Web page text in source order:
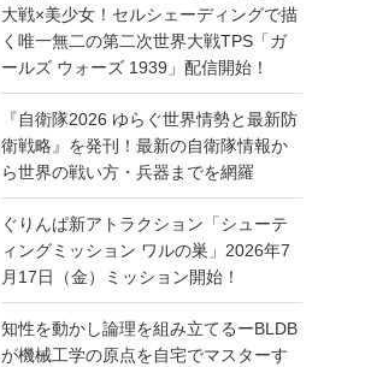
大戦×美少女！セルシェーディングで描
く唯一無二の第二次世界大戦TPS「ガ
ールズ ウォーズ 1939」配信開始！
『自衛隊2026 ゆらぐ世界情勢と最新防
衛戦略』を発刊！最新の自衛隊情報か
ら世界の戦い方・兵器までを網羅
ぐりんぱ新アトラクション「シューテ
ィングミッション ワルの巣」2026年7
月17日（金）ミッション開始！
知性を動かし論理を組み立てるーBLDB
が機械工学の原点を自宅でマスターす